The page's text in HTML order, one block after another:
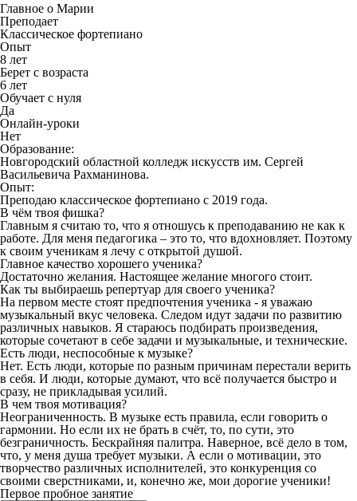
Главное о Марии
Преподает
Классическое фортепиано
Опыт
8 лет
Берет с возраста
6 лет
Обучает с нуля
Да
Онлайн-уроки
Нет
Образование:
Новгородский областной колледж искусств им. Сергей
Васильевича Рахманинова.
Опыт:
Преподаю классическое фортепиано с 2019 года.
В чём твоя фишка?
Главным я считаю то, что я отношусь к преподаванию не как к
работе. Для меня педагогика – это то, что вдохновляет. Поэтому
к своим ученикам я лечу с открытой душой.
Главное качество хорошего ученика?
Достаточно желания. Настоящее желание многого стоит.
Как ты выбираешь репертуар для своего ученика?
На первом месте стоят предпочтения ученика - я уважаю
музыкальный вкус человека. Следом идут задачи по развитию
различных навыков. Я стараюсь подбирать произведения,
которые сочетают в себе задачи и музыкальные, и технические.
Есть люди, неспособные к музыке?
Нет. Есть люди, которые по разным причинам перестали верить
в себя. И люди, которые думают, что всё получается быстро и
сразу, не прикладывая усилий.
В чем твоя мотивация?
Неограниченность. В музыке есть правила, если говорить о
гармонии. Но если их не брать в счёт, то, по сути, это
безграничность. Бескрайняя палитра. Наверное, всё дело в том,
что, у меня душа требует музыки. А если о мотивации, это
творчество различных исполнителей, это конкуренция со
своими сверстниками, и, конечно же, мои дорогие ученики!
Первое пробное занятие